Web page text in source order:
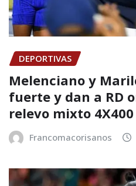
DEPORTIVAS
Melenciano y
fuerte y dan a RD
relevo mixto 4X400
Francomacorisanos